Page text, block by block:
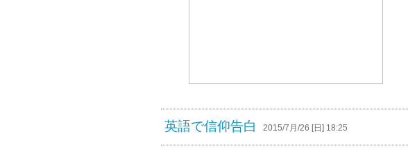
英語で信仰告白 2015/7月/26 [日] 18:25